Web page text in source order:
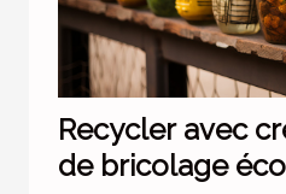
Recycler avec
de bricolage